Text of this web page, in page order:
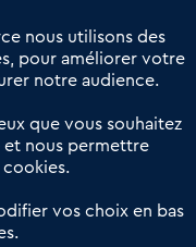
aux transactions
du commerce de
nous utilisons des
pour améliorer votre
notre audience.
que vous souhaitez
et nous permettre
cookies.
vos choix en bas